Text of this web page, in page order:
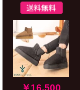
￥16,500